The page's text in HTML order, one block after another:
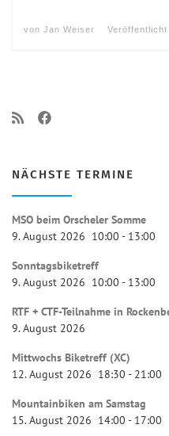
von Jan Weiser Veröffentlicht
NÄCHSTE TERMINE
MSO beim Orscheler Somme
9. August 2026 10:00 - 13:00
Sonntagsbiketreff
9. August 2026 10:00 - 13:00
RTF + CTF-Teilnahme in
9. August 2026
Mittwochs Biketreff (XC)
12. August 2026 18:30 - 21:00
Mountainbiken am Samstag
15. August 2026 14:00 - 17:00